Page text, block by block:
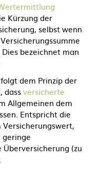
Kürzung der
selbst wenn
bezeichnet man
folgt dem Prinzip der
dassversicherte
Allgemeinen dem
Entspricht die
geringe
(zu